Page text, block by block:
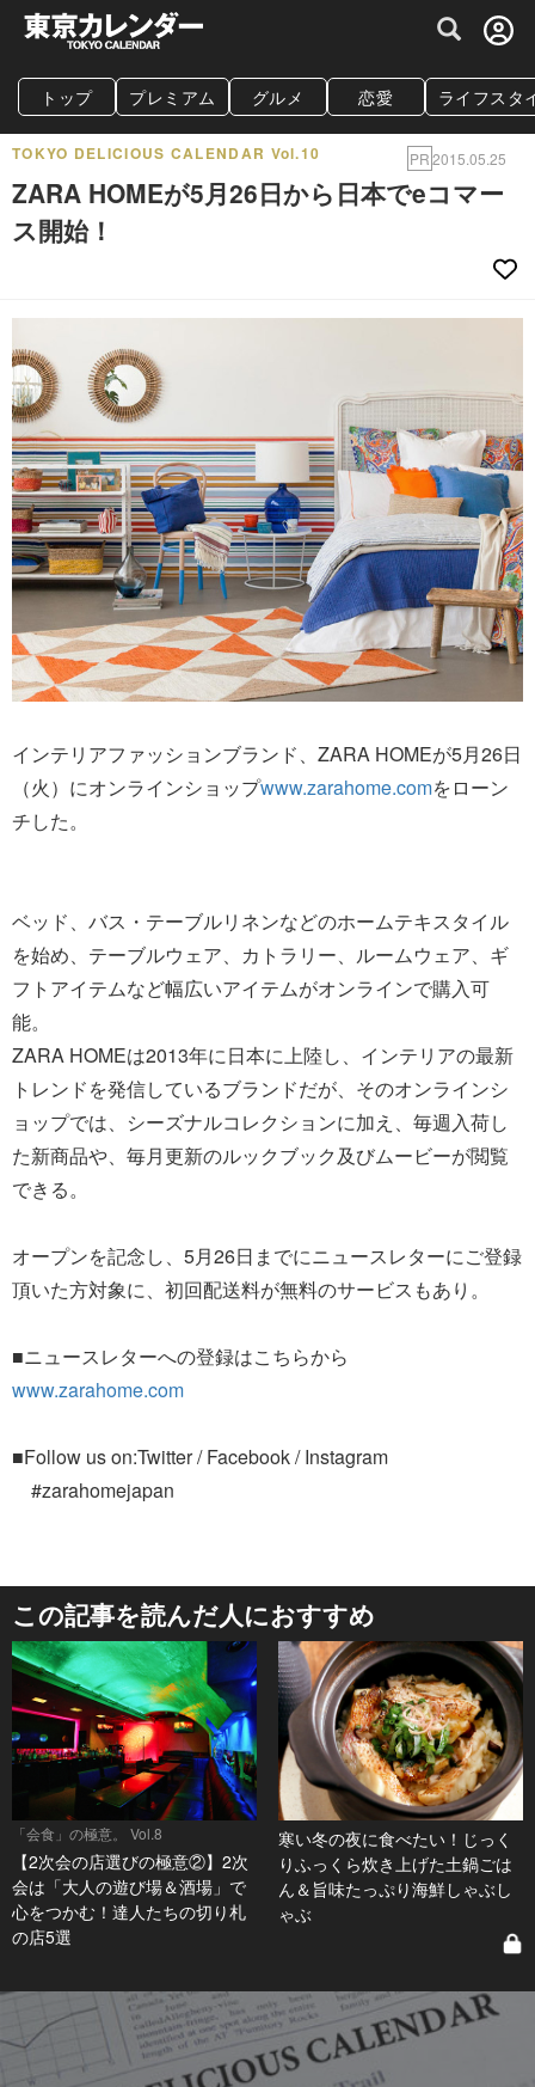
グルメ情報・プレミアムレストラン予約
トップ プレミアム グルメ 恋愛 ライフスタ
TOKYO DELICIOUS CALENDAR Vol.10 PR2015.05.25
ZARA HOMEが5月26日から日本でeコマー
ス開始！
インテリアファッションブランド、ZARA HOMEが5月26日
（火）にオンラインショップwww.zarahome.comをローン
チした。
ベッド、バス・テーブルリネンなどのホームテキスタイル
を始め、テーブルウェア、カトラリー、ルームウェア、ギ
フトアイテムなど幅広いアイテムがオンラインで購入可
能。
ZARA HOMEは2013年に日本に上陸し、インテリアの最新
トレンドを発信しているブランドだが、そのオンラインシ
ョップでは、シーズナルコレクションに加え、毎週入荷し
た新商品や、毎月更新のルックブック及びムービーが閲覧
できる。
オープンを記念し、5月26日までにニュースレターにご登録
頂いた方対象に、初回配送料が無料のサービスもあり。
■ニュースレターへの登録はこちらから
www.zarahome.com
■Follow us on:Twitter / Facebook / Instagram
#zarahomejapan
この記事を読んだ人におすすめ
「会食」の極意。 Vol.8
【2次会の店選びの極意②】2次
会は「大人の遊び場＆酒場」で
心をつかむ！達人たちの切り札
の店5選
寒い冬の夜に食べたい！じっく
りふっくら炊き上げた土鍋ごは
ん＆旨味たっぷり海鮮しゃぶし
ゃぶ